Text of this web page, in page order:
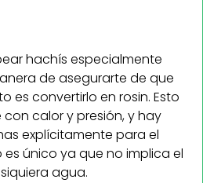
hachís especialmente
de asegurarte de que
es convertirlo en rosin. Esto
calor y presión, y hay
explícitamente para el
único ya que no implica el
agua.